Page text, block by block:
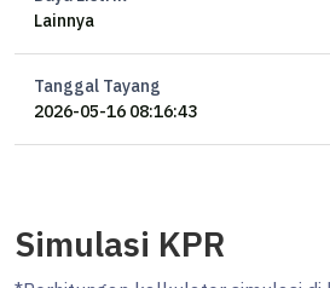
Lainnya
Tanggal Tayang
2026-05-16 08:16:43
Simulasi KPR